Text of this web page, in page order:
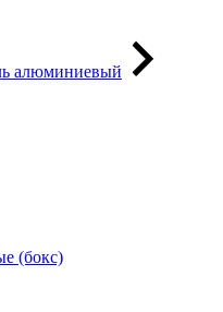
алюминиевый
(бокс)